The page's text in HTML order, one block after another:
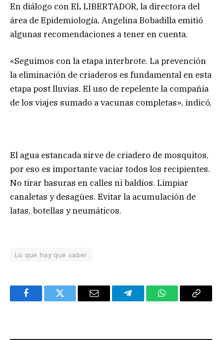
En diálogo con EL LIBERTADOR, la directora del
área de Epidemiología, Angelina Bobadilla emitió
algunas recomendaciones a tener en cuenta.
«Seguimos con la etapa interbrote. La prevención
la eliminación de criaderos es fundamental en esta
etapa post lluvias. El uso de repelente la compañía
de los viajes sumado a vacunas completas», indicó,
El agua estancada sirve de criadero de mosquitos,
por eso es importante vaciar todos los recipientes.
No tirar basuras en calles ni baldíos. Limpiar
canaletas y desagües. Evitar la acumulación de
latas, botellas y neumáticos.
Lo que hay que saber
FacebookTwitter Email TelegramWhatsAppCopy